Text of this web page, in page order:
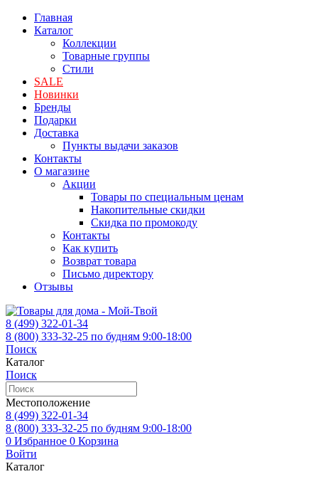
Главная
Каталог
Коллекции
Товарные группы
Стили
SALE
Новинки
Бренды
Подарки
Доставка
Пункты выдачи заказов
Контакты
О магазине
Акции
Товары по специальным ценам
Накопительные скидки
Скидка по промокоду
Контакты
Как купить
Возврат товара
Письмо директору
Отзывы
8 (499) 322-01-34
8 (800) 333-32-25 по будням 9:00-18:00
Поиск
Каталог
Поиск
Местоположение
8 (499) 322-01-34
8 (800) 333-32-25 по будням 9:00-18:00
0 Избранное 0 Корзина
Войти
Каталог